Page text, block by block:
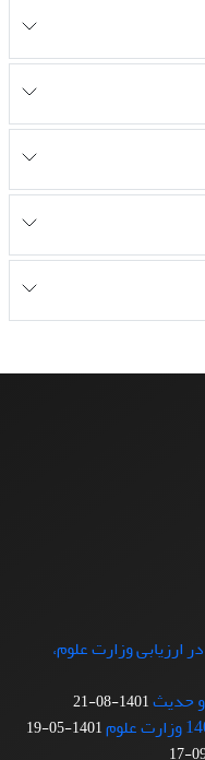
وزارت علوم،
و حدیث1401-08-21
1401-05-19